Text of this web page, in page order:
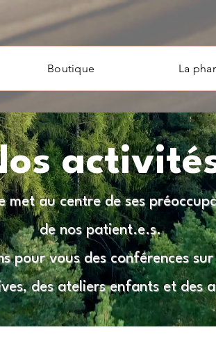
Boutique La
met au centre de ses
de nos patient.e.s.
pour vous des conférences
des ateliers enfants et des